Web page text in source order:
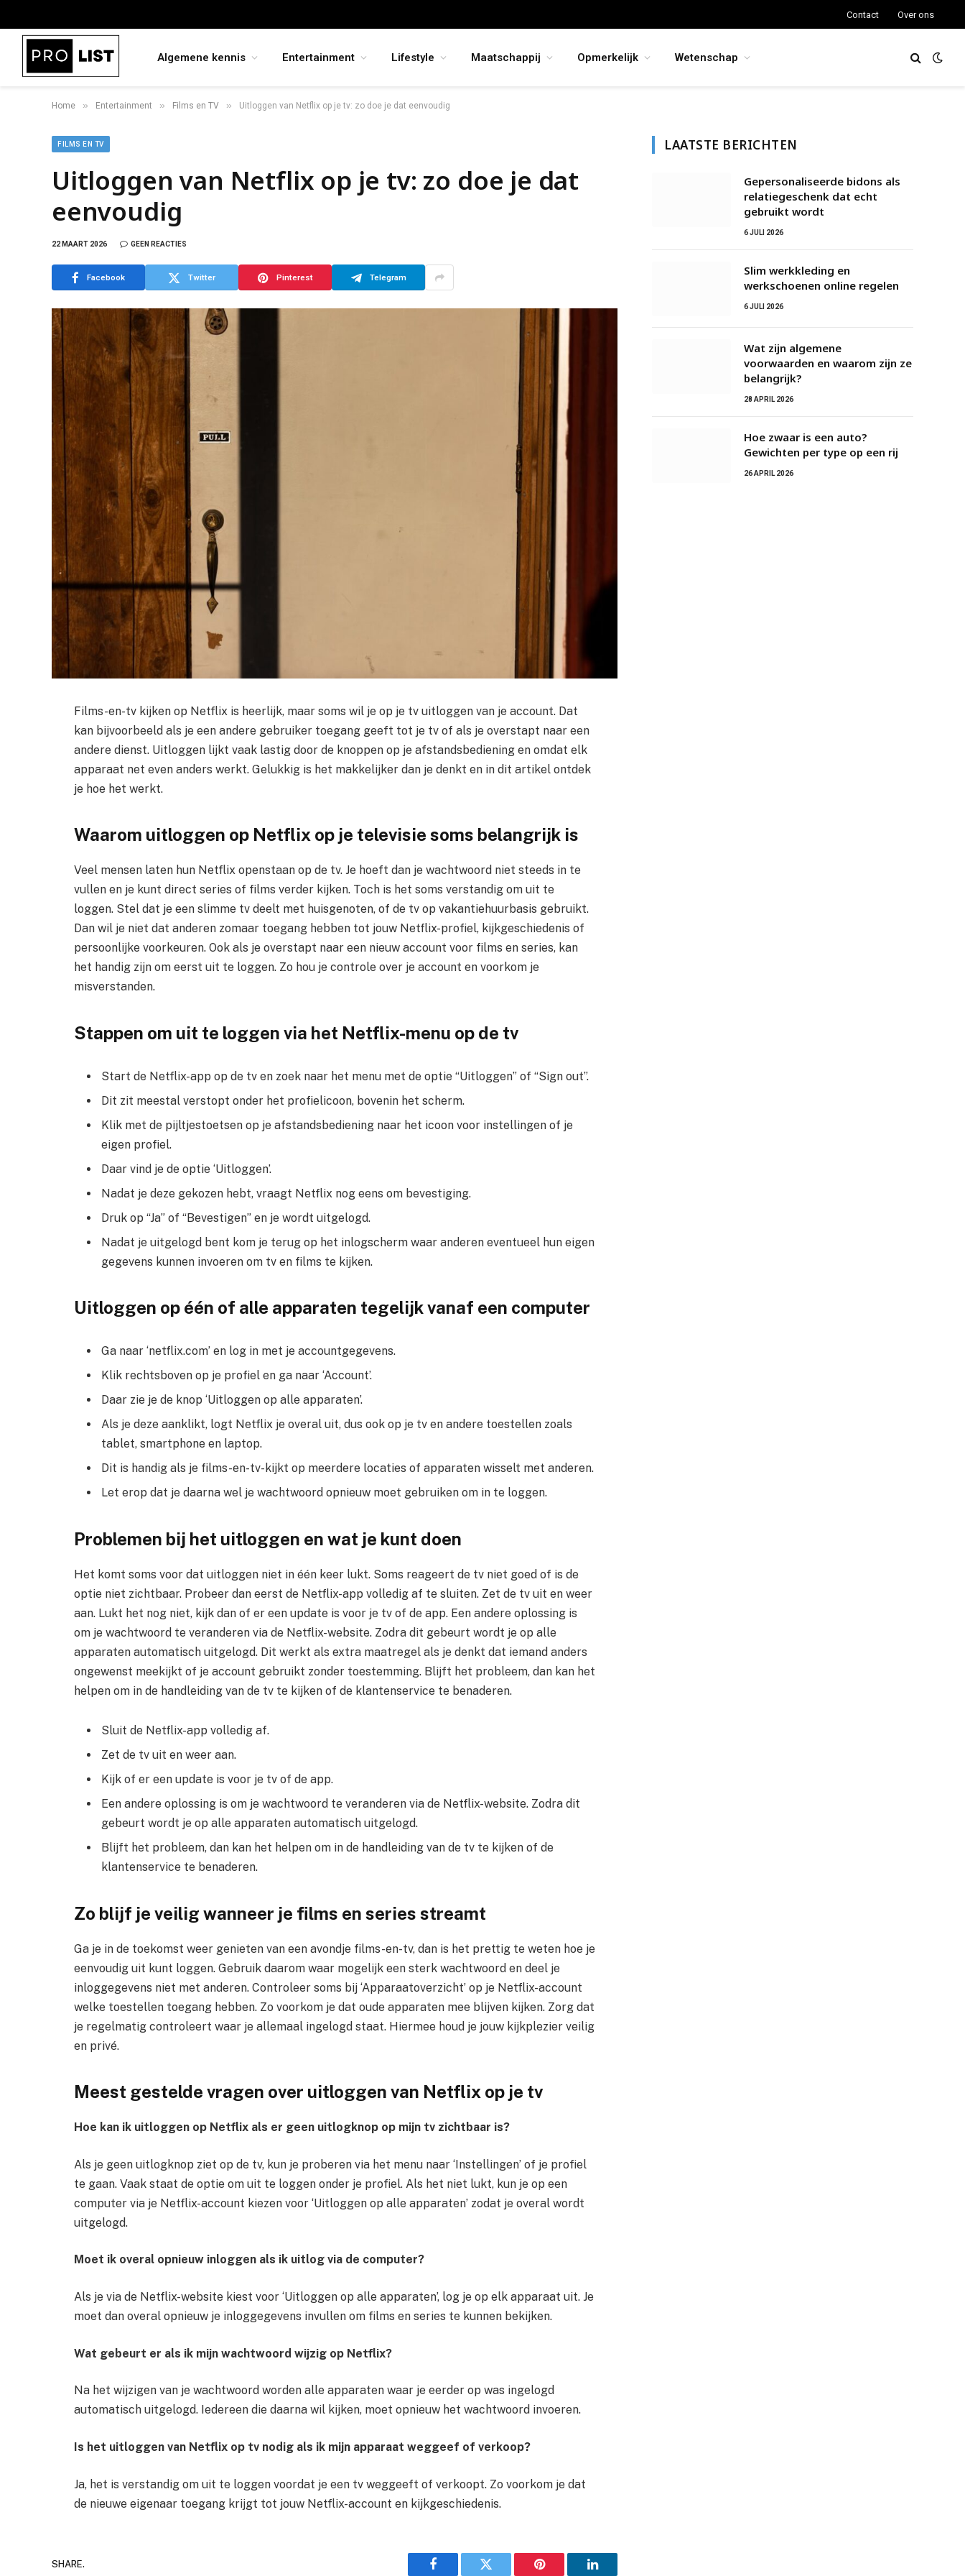
Contact Over ons
Algemene kennis Entertainment Lifestyle Maatschappij Opmerkelijk Wetenschap
Home » Entertainment » Films en TV » Uitloggen van Netflix op je tv: zo doe je dat eenvoudig
FILMS EN TV
Uitloggen van Netflix op je tv: zo doe je dat
eenvoudig
22 MAART 2026 GEEN REACTIES
Facebook Twitter Pinterest Telegram
Films-en-tv kijken op Netflix is heerlijk, maar soms wil je op je tv uitloggen van je account. Dat
kan bijvoorbeeld als je een andere gebruiker toegang geeft tot je tv of als je overstapt naar een
andere dienst. Uitloggen lijkt vaak lastig door de knoppen op je afstandsbediening en omdat elk
apparaat net even anders werkt. Gelukkig is het makkelijker dan je denkt en in dit artikel ontdek
je hoe het werkt.
Waarom uitloggen op Netflix op je televisie soms belangrijk is
Veel mensen laten hun Netflix openstaan op de tv. Je hoeft dan je wachtwoord niet steeds in te
vullen en je kunt direct series of films verder kijken. Toch is het soms verstandig om uit te
loggen. Stel dat je een slimme tv deelt met huisgenoten, of de tv op vakantiehuurbasis gebruikt.
Dan wil je niet dat anderen zomaar toegang hebben tot jouw Netflix-profiel, kijkgeschiedenis of
persoonlijke voorkeuren. Ook als je overstapt naar een nieuw account voor films en series, kan
het handig zijn om eerst uit te loggen. Zo hou je controle over je account en voorkom je
misverstanden.
Stappen om uit te loggen via het Netflix-menu op de tv
Start de Netflix-app op de tv en zoek naar het menu met de optie “Uitloggen” of “Sign out”.
Dit zit meestal verstopt onder het profielicoon, bovenin het scherm.
Klik met de pijltjestoetsen op je afstandsbediening naar het icoon voor instellingen of je
eigen profiel.
Daar vind je de optie ‘Uitloggen’.
Nadat je deze gekozen hebt, vraagt Netflix nog eens om bevestiging.
Druk op “Ja” of “Bevestigen” en je wordt uitgelogd.
Nadat je uitgelogd bent kom je terug op het inlogscherm waar anderen eventueel hun eigen
gegevens kunnen invoeren om tv en films te kijken.
Uitloggen op één of alle apparaten tegelijk vanaf een computer
Ga naar ‘netflix.com’ en log in met je accountgegevens.
Klik rechtsboven op je profiel en ga naar ‘Account’.
Daar zie je de knop ‘Uitloggen op alle apparaten’.
Als je deze aanklikt, logt Netflix je overal uit, dus ook op je tv en andere toestellen zoals
tablet, smartphone en laptop.
Dit is handig als je films-en-tv-kijkt op meerdere locaties of apparaten wisselt met anderen.
Let erop dat je daarna wel je wachtwoord opnieuw moet gebruiken om in te loggen.
Problemen bij het uitloggen en wat je kunt doen
Het komt soms voor dat uitloggen niet in één keer lukt. Soms reageert de tv niet goed of is de
optie niet zichtbaar. Probeer dan eerst de Netflix-app volledig af te sluiten. Zet de tv uit en weer
aan. Lukt het nog niet, kijk dan of er een update is voor je tv of de app. Een andere oplossing is
om je wachtwoord te veranderen via de Netflix-website. Zodra dit gebeurt wordt je op alle
apparaten automatisch uitgelogd. Dit werkt als extra maatregel als je denkt dat iemand anders
ongewenst meekijkt of je account gebruikt zonder toestemming. Blijft het probleem, dan kan het
helpen om in de handleiding van de tv te kijken of de klantenservice te benaderen.
Sluit de Netflix-app volledig af.
Zet de tv uit en weer aan.
Kijk of er een update is voor je tv of de app.
Een andere oplossing is om je wachtwoord te veranderen via de Netflix-website. Zodra dit
gebeurt wordt je op alle apparaten automatisch uitgelogd.
Blijft het probleem, dan kan het helpen om in de handleiding van de tv te kijken of de
klantenservice te benaderen.
Zo blijf je veilig wanneer je films en series streamt
Ga je in de toekomst weer genieten van een avondje films-en-tv, dan is het prettig te weten hoe je
eenvoudig uit kunt loggen. Gebruik daarom waar mogelijk een sterk wachtwoord en deel je
inloggegevens niet met anderen. Controleer soms bij ‘Apparaatoverzicht’ op je Netflix-account
welke toestellen toegang hebben. Zo voorkom je dat oude apparaten mee blijven kijken. Zorg dat
je regelmatig controleert waar je allemaal ingelogd staat. Hiermee houd je jouw kijkplezier veilig
en privé.
Meest gestelde vragen over uitloggen van Netflix op je tv
Hoe kan ik uitloggen op Netflix als er geen uitlogknop op mijn tv zichtbaar is?
Als je geen uitlogknop ziet op de tv, kun je proberen via het menu naar ‘Instellingen’ of je profiel
te gaan. Vaak staat de optie om uit te loggen onder je profiel. Als het niet lukt, kun je op een
computer via je Netflix-account kiezen voor ‘Uitloggen op alle apparaten’ zodat je overal wordt
uitgelogd.
Moet ik overal opnieuw inloggen als ik uitlog via de computer?
Als je via de Netflix-website kiest voor ‘Uitloggen op alle apparaten’, log je op elk apparaat uit. Je
moet dan overal opnieuw je inloggegevens invullen om films en series te kunnen bekijken.
Wat gebeurt er als ik mijn wachtwoord wijzig op Netflix?
Na het wijzigen van je wachtwoord worden alle apparaten waar je eerder op was ingelogd
automatisch uitgelogd. Iedereen die daarna wil kijken, moet opnieuw het wachtwoord invoeren.
Is het uitloggen van Netflix op tv nodig als ik mijn apparaat weggeef of verkoop?
Ja, het is verstandig om uit te loggen voordat je een tv weggeeft of verkoopt. Zo voorkom je dat
de nieuwe eigenaar toegang krijgt tot jouw Netflix-account en kijkgeschiedenis.
SHARE.
LAATSTE BERICHTEN
Gepersonaliseerde bidons als
relatiegeschenk dat echt
gebruikt wordt
6 JULI 2026
Slim werkkleding en
werkschoenen online regelen
6 JULI 2026
Wat zijn algemene
voorwaarden en waarom zijn ze
belangrijk?
28 APRIL 2026
Hoe zwaar is een auto?
Gewichten per type op een rij
26 APRIL 2026